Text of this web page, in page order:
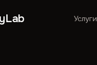
Услуги